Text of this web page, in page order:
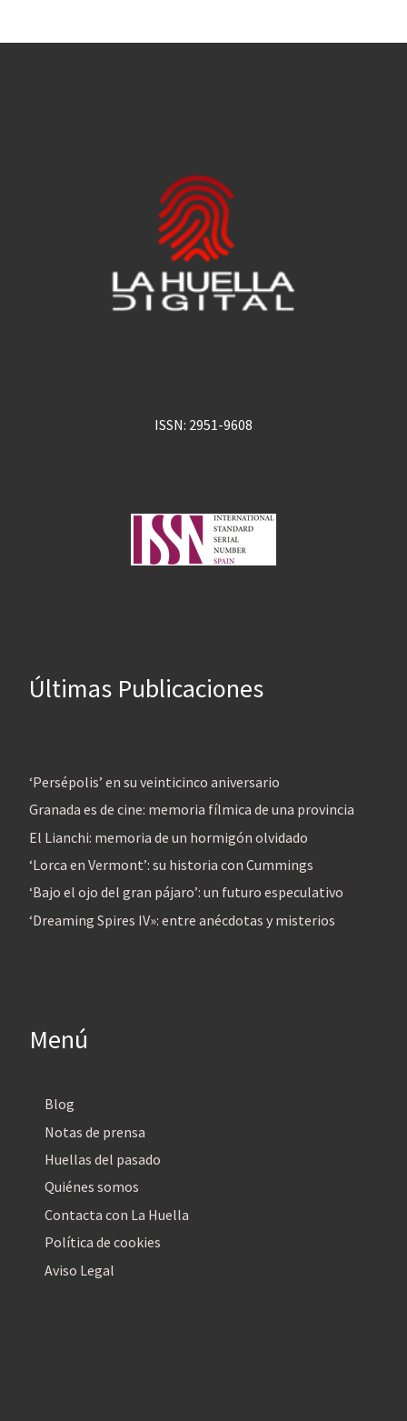
ISSN: 2951-9608
Últimas Publicaciones
‘Persépolis’ en su veinticinco aniversario
Granada es de cine: memoria fílmica de una provincia
El Lianchi: memoria de un hormigón olvidado
‘Lorca en Vermont’: su historia con Cummings
‘Bajo el ojo del gran pájaro’: un futuro especulativo
‘Dreaming Spires IV»: entre anécdotas y misterios
Menú
Blog
Notas de prensa
Huellas del pasado
Quiénes somos
Contacta con La Huella
Política de cookies
Aviso Legal